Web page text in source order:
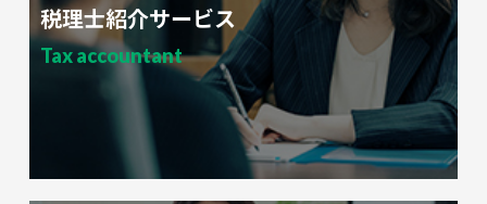
税理士紹介サービス
Tax accountant